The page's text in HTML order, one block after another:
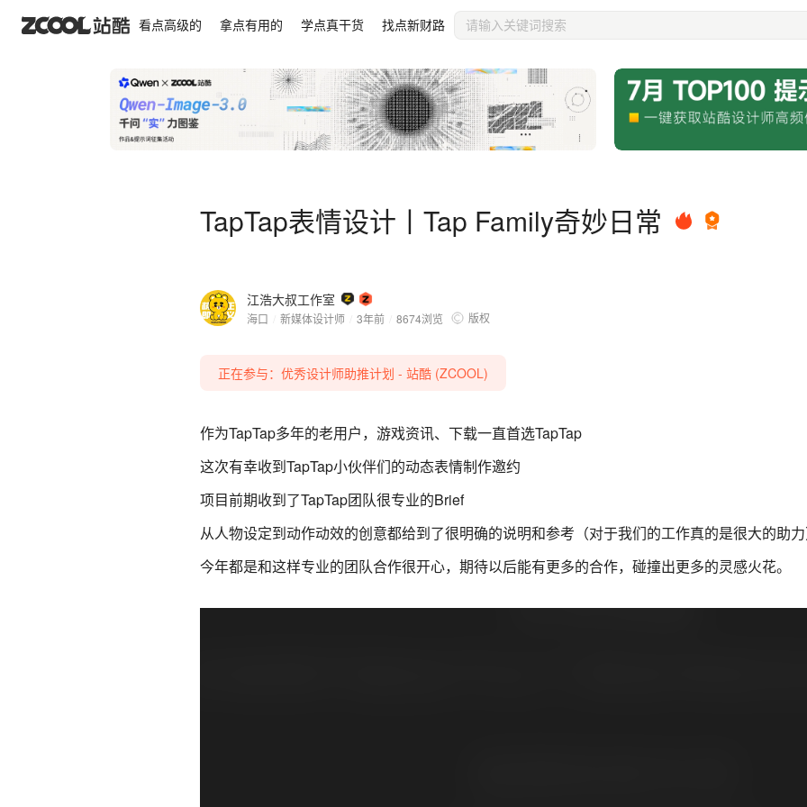
看点高级的 拿点有用的 学点真干货 找点新财路
TapTap表情设计丨Tap Family奇妙日常
江浩大叔工作室
海口 新媒体设计师 3年前 8674浏览 版权
TapTap表情设计丨Tap Family奇妙日常
正在参与：优秀设计师助推计划 - 站酷 (ZCOOL)
作为TapTap多年的老用户，游戏资讯、下载一直首选TapTap
这次有幸收到TapTap小伙伴们的动态表情制作邀约
项目前期收到了TapTap团队很专业的Brief
从人物设定到动作动效的创意都给到了很明确的说明和参考（对于我们的工作真的是很大的助
今年都是和这样专业的团队合作很开心，期待以后能有更多的合作，碰撞出更多的灵感火花。